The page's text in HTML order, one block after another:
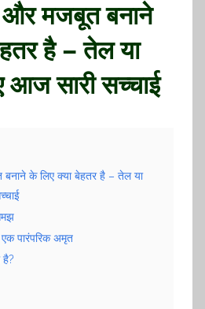
और मजबूत बनाने
है – तेल या
आज सारी सच्चाई
बनाने के लिए क्या बेहतर है – तेल या
पारंपरिक अमृत
है?